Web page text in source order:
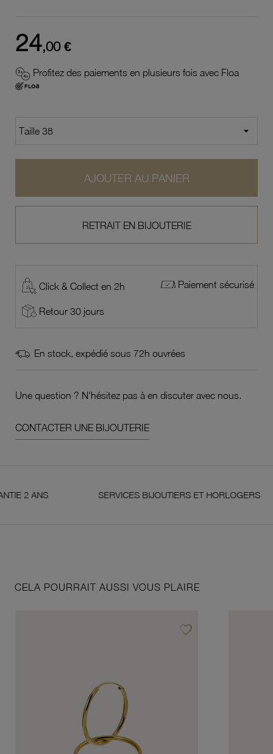
24,00 €
Profitez des paiements en plusieurs fois avec Floa
AJOUTER AU PANIER
RETRAIT EN BIJOUTERIE
Click & Collect en 2h Paiement sécurisé
Retour 30 jours
En stock, expédié sous 72h ouvrées
Une question ? N'hésitez pas à en discuter avec nous.
CONTACTER UNE BIJOUTERIE
SERVICES BIJOUTIERS ET HORLOGERS
CELA POURRAIT AUSSI VOUS PLAIRE
favorite_borderAjouter à vos favoris